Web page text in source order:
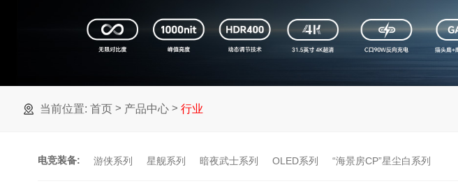
当前位置: 首页> 产品中心> 行业
电竞装备: 游侠系列 星舰系列 暗夜武士系列 OLED系列 “海景房CP”星尘白系列